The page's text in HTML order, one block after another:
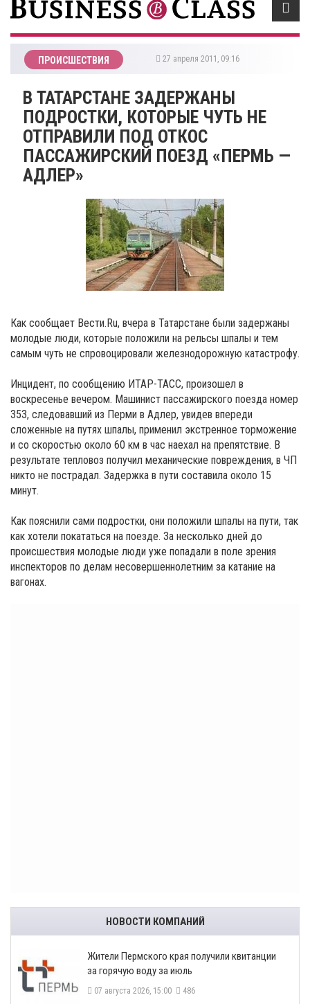
ПРОИСШЕСТВИЯ 27 апреля 2011, 09:16
В ТАТАРСТАНЕ ЗАДЕРЖАНЫ
ПОДРОСТКИ, КОТОРЫЕ ЧУТЬ НЕ
ОТПРАВИЛИ ПОД ОТКОС
ПАССАЖИРСКИЙ ПОЕЗД «ПЕРМЬ —
АДЛЕР»
Как сообщает Вести.Ru, вчера в Татарстане были задержаны
молодые люди, которые положили на рельсы шпалы и тем
самым чуть не спровоцировали железнодорожную катастрофу.
Инцидент, по сообщению ИТАР-ТАСС, произошел в
воскресенье вечером. Машинист пассажирского поезда номер
353, следовавший из Перми в Адлер, увидев впереди
сложенные на путях шпалы, применил экстренное торможение
и со скоростью около 60 км в час наехал на препятствие. В
результате тепловоз получил механические повреждения, в ЧП
никто не пострадал. Задержка в пути составила около 15
минут.
Как пояснили сами подростки, они положили шпалы на пути, так
как хотели покататься на поезде. За несколько дней до
происшествия молодые люди уже попадали в поле зрения
инспекторов по делам несовершеннолетним за катание на
вагонах.
НОВОСТИ КОМПАНИЙ
​Жители Пермского края получили квитанции
за горячую воду за июль
07 августа 2026, 15:00 486